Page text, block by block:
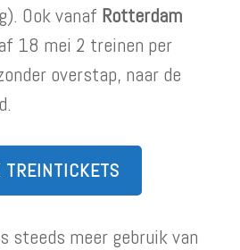
Ook vanaf Rotterdam
18 mei 2 treinen per
overstap, naar de
TREINTICKETS
steeds meer gebruik van